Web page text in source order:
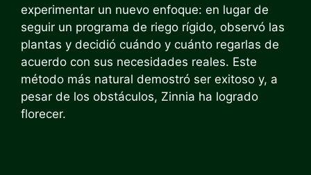
experimentar un nuevo enfoque: en lugar de
seguir un programa de riego rígido, observó las
plantas y decidió cuándo y cuánto regarlas de
acuerdo con sus necesidades reales. Este
método más natural demostró ser exitoso y, a
pesar de los obstáculos, Zinnia ha logrado
florecer.